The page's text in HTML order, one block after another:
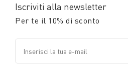
Iscriviti alla newsletter
Per te il 10% di sconto